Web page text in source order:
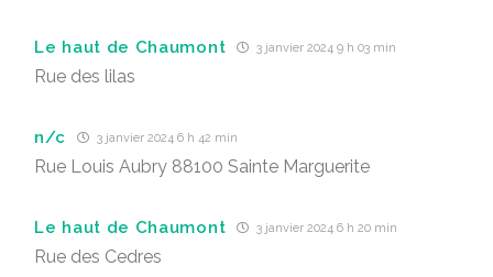
Le haut de Chaumont 3 janvier 2024 9 h 03 min
Rue des lilas
n/c 3 janvier 2024 6 h 42 min
Rue Louis Aubry 88100 Sainte Marguerite
Le haut de Chaumont 3 janvier 2024 6 h 20 min
Rue des Cedres